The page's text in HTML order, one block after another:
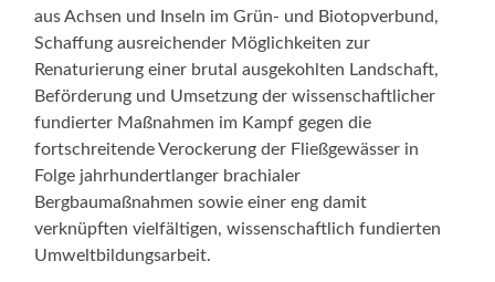
aus Achsen und Inseln im Grün- und Biotopverbund,
Schaffung ausreichender Möglichkeiten zur
Renaturierung einer brutal ausgekohlten Landschaft,
Beförderung und Umsetzung der wissenschaftlicher
fundierter Maßnahmen im Kampf gegen die
fortschreitende Verockerung der Fließgewässer in
Folge jahrhundertlanger brachialer
Bergbaumaßnahmen sowie einer eng damit
verknüpften vielfältigen, wissenschaftlich fundierten
Umweltbildungsarbeit.